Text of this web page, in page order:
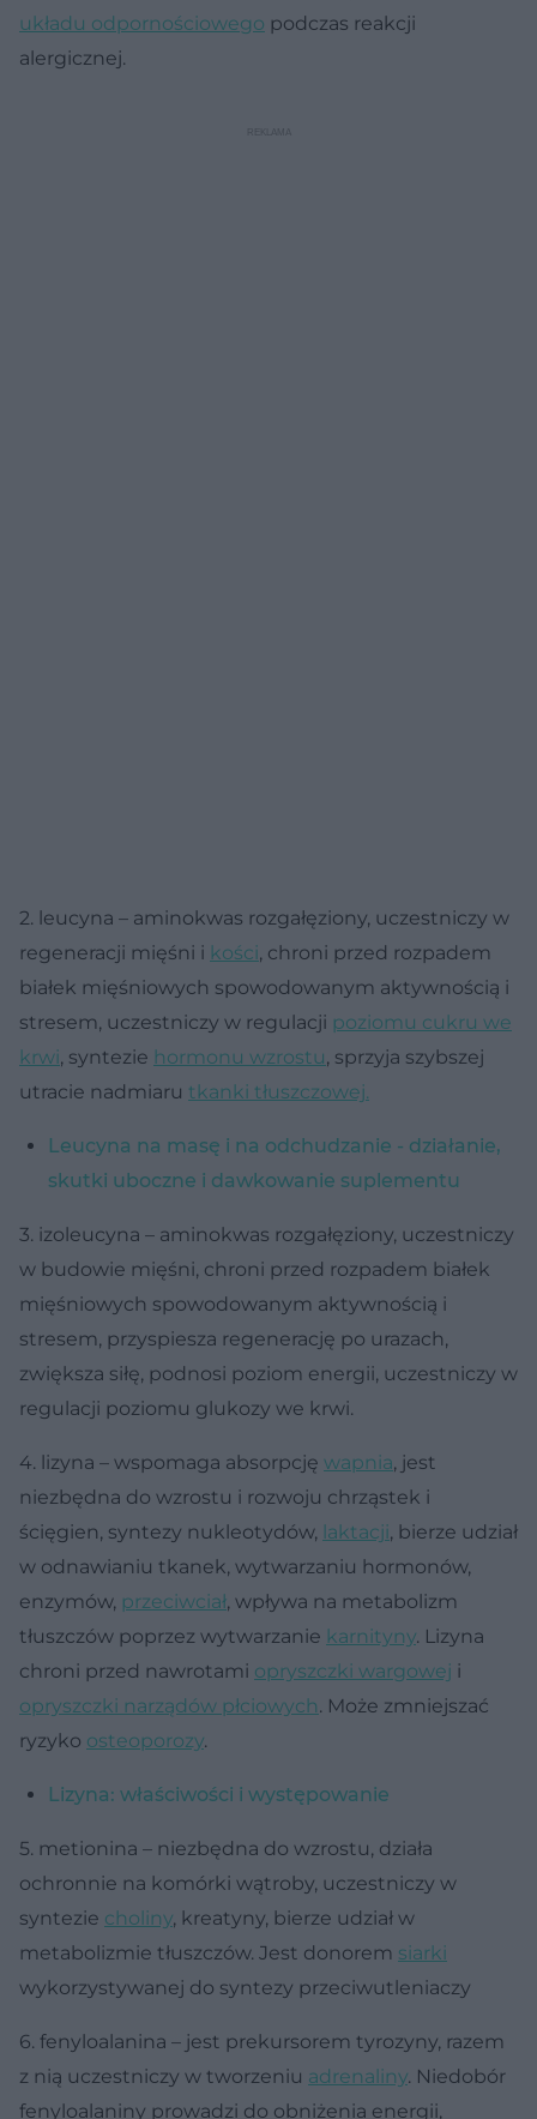
układu odpornościowego podczas reakcji
alergicznej.
2. leucyna – aminokwas rozgałęziony, uczestniczy w
regeneracji mięśni i kości, chroni przed rozpadem
białek mięśniowych spowodowanym aktywnością i
stresem, uczestniczy w regulacji poziomu cukru we
krwi, syntezie hormonu wzrostu, sprzyja szybszej
utracie nadmiaru tkanki tłuszczowej.
Leucyna na masę i na odchudzanie - działanie,
skutki uboczne i dawkowanie suplementu
3. izoleucyna – aminokwas rozgałęziony, uczestniczy
w budowie mięśni, chroni przed rozpadem białek
mięśniowych spowodowanym aktywnością i
stresem, przyspiesza regenerację po urazach,
zwiększa siłę, podnosi poziom energii, uczestniczy w
regulacji poziomu glukozy we krwi.
4. lizyna – wspomaga absorpcję wapnia, jest
niezbędna do wzrostu i rozwoju chrząstek i
ścięgien, syntezy nukleotydów, laktacji, bierze udział
w odnawianiu tkanek, wytwarzaniu hormonów,
enzymów, przeciwciał, wpływa na metabolizm
tłuszczów poprzez wytwarzanie karnityny. Lizyna
chroni przed nawrotami opryszczki wargowej i
opryszczki narządów płciowych. Może zmniejszać
ryzyko osteoporozy.
Lizyna: właściwości i występowanie
5. metionina – niezbędna do wzrostu, działa
ochronnie na komórki wątroby, uczestniczy w
syntezie choliny, kreatyny, bierze udział w
metabolizmie tłuszczów. Jest donorem siarki
wykorzystywanej do syntezy przeciwutleniaczy
6. fenyloalanina – jest prekursorem tyrozyny, razem
z nią uczestniczy w tworzeniu adrenaliny. Niedobór
fenyloalaniny prowadzi do obniżenia energii,